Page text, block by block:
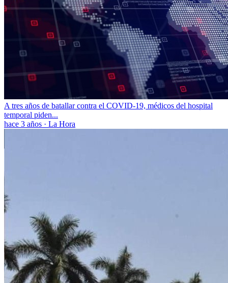
A tres años de batallar contra el COVID-19, médicos del hospital
temporal piden...
hace 3 años · La Hora